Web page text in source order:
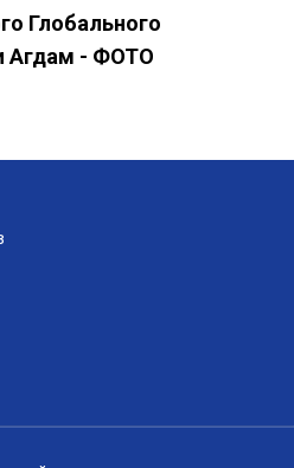
Глобального
Агдам - ФОТО